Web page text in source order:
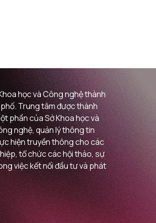
học và Công nghệ thành
Trung tâm được thành
phần của Sở Khoa học và
nghệ, quản lý thông tin
hiện truyền thông cho các
tổ chức các hội thảo, sự
việc kết nối đầu tư và phát